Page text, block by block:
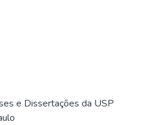
e Dissertações da USP